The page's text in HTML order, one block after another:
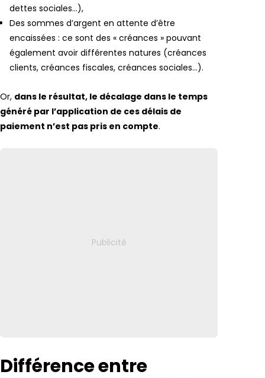
dettes sociales…),
Des sommes d’argent en attente d’être
encaissées : ce sont des « créances » pouvant
également avoir différentes natures (créances
clients, créances fiscales, créances sociales…).
Or, dans le résultat, le décalage dans le temps
généré par l’application de ces délais de
paiement n’est pas pris en compte.
Différence entre